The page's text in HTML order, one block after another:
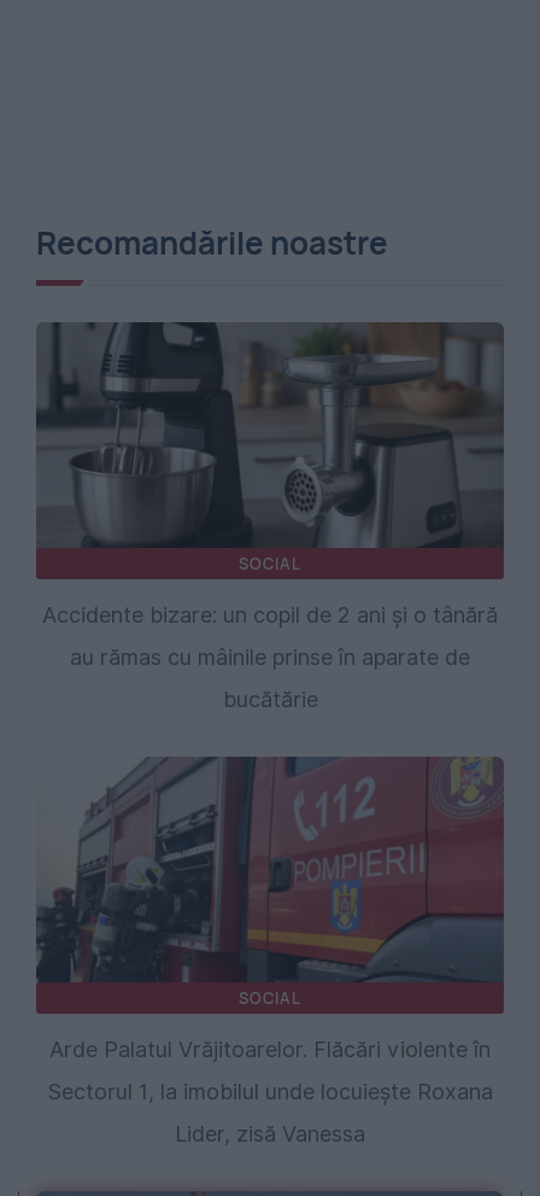
Recomandările noastre
SOCIAL
Accidente bizare: un copil de 2 ani și o tânără
au rămas cu mâinile prinse în aparate de
bucătărie
SOCIAL
Arde Palatul Vrăjitoarelor. Flăcări violente în
Sectorul 1, la imobilul unde locuiește Roxana
Lider, zisă Vanessa